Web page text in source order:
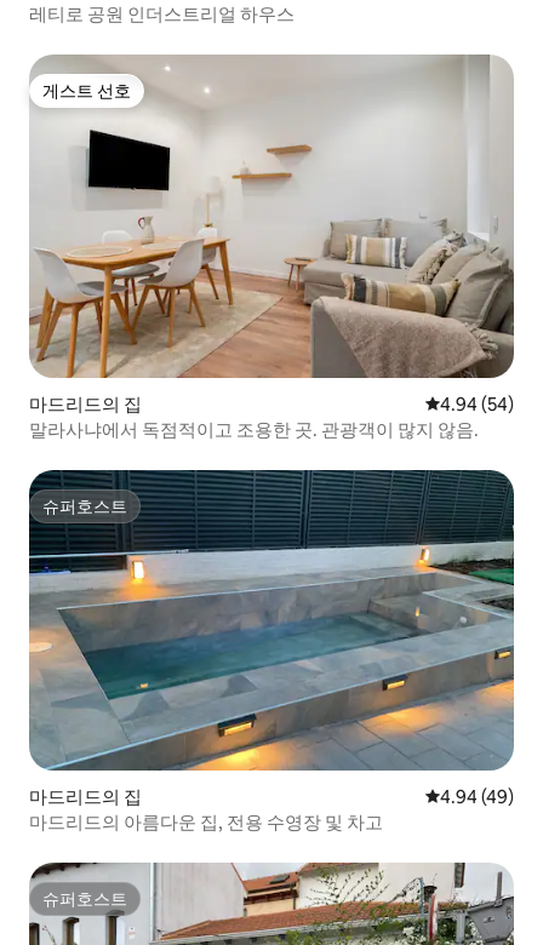
레티로 공원 인더스트리얼 하우스
게스트 선호
게스트 선호
마드리드의 집 평점 4.94점(5
4.94 (54)
말라사냐에서 독점적이고 조용한 곳. 관광객이 많지 않음.
슈퍼호스트
슈퍼호스트
마드리드의 집 평점 4.94점(5
4.94 (49)
마드리드의 아름다운 집, 전용 수영장 및 차고
슈퍼호스트
슈퍼호스트